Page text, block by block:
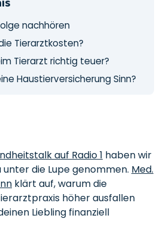
nachhören
Tierarztkosten?
Tierarzt richtig teuer?
Haustierversicherung Sinn?
auf Radio 1 haben wir
die Lupe genommen. Med.
klärt auf, warum die
höher ausfallen
Liebling finanziell